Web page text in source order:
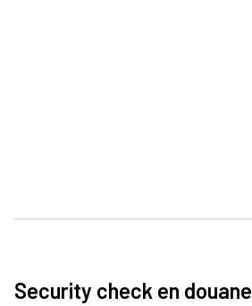
Security check en douane